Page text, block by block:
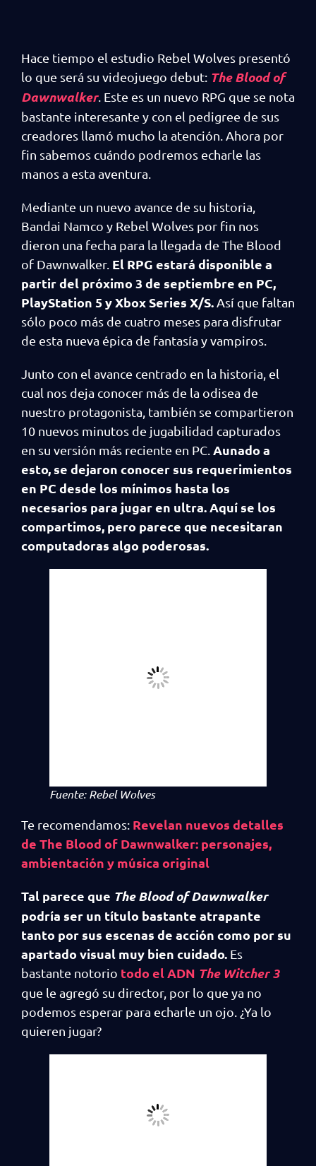
Hace tiempo el estudio Rebel Wolves presentó
lo que será su videojuego debut: The Blood of
Dawnwalker. Este es un nuevo RPG que se nota
bastante interesante y con el pedigree de sus
creadores llamó mucho la atención. Ahora por
fin sabemos cuándo podremos echarle las
manos a esta aventura.
Mediante un nuevo avance de su historia,
Bandai Namco y Rebel Wolves por fin nos
dieron una fecha para la llegada de The Blood
of Dawnwalker. El RPG estará disponible a
partir del próximo 3 de septiembre en PC,
PlayStation 5 y Xbox Series X/S. Así que faltan
sólo poco más de cuatro meses para disfrutar
de esta nueva épica de fantasía y vampiros.
Junto con el avance centrado en la historia, el
cual nos deja conocer más de la odisea de
nuestro protagonista, también se compartieron
10 nuevos minutos de jugabilidad capturados
en su versión más reciente en PC. Aunado a
esto, se dejaron conocer sus requerimientos
en PC desde los mínimos hasta los
necesarios para jugar en ultra. Aquí se los
compartimos, pero parece que necesitaran
computadoras algo poderosas.
Fuente: Rebel Wolves
Te recomendamos: Revelan nuevos detalles
de The Blood of Dawnwalker: personajes,
ambientación y música original
Tal parece que The Blood of Dawnwalker
podría ser un título bastante atrapante
tanto por sus escenas de acción como por su
apartado visual muy bien cuidado. Es
bastante notorio todo el ADN The Witcher 3
que le agregó su director, por lo que ya no
podemos esperar para echarle un ojo. ¿Ya lo
quieren jugar?